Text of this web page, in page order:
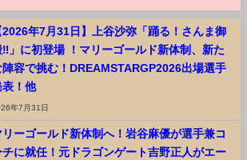
2026年7月31日】上谷沙弥「踊る！さんま御
‼︎」に初登場 ！マリーゴールド新体制、新た
陣容で挑む！DREAMSTARGP2026出場選手
表！他
年7月31日
リーゴールド新体制へ！岩谷麻優が選手兼コ
チに就任！元ドラゴンゲート吉野正人がエー